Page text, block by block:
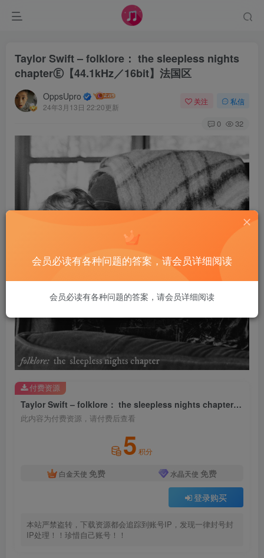
Taylor Swift – folklore： the sleepless nights
chapterⒺ【44.1kHz／16bit】法国区
OppsUpro
24年3月13日 22:20更新
关注 私信
0 32
Taylor Swift – folklore： the sleepless nights chapterⒺ【44.1kHz／16bit】法国区
此内容为付费资源，请付费后查看
5 积分
白金天使 免费 水晶天使 免费
登录购买
本站严禁盗转，下载资源都会追踪到账号IP，发现一律封号封
IP处理！！珍惜自己账号！！
付费资源
会员必读有各种问题的答案，请会员详细阅读
会员必读有各种问题的答案，请会员详细阅读